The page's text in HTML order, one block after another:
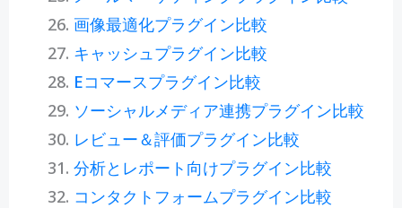
画像最適化プラグイン比較
キャッシュプラグイン比較
Eコマースプラグイン比較
ソーシャルメディア連携プラグイン比較
レビュー＆評価プラグイン比較
分析とレポート向けプラグイン比較
コンタクトフォームプラグイン比較